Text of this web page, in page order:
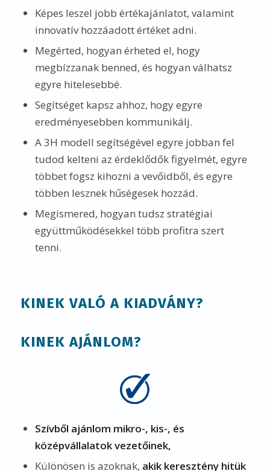
Képes leszel jobb értékajánlatot, valamint
innovatív hozzáadott értéket adni.
Megérted, hogyan érheted el, hogy
megbízzanak benned, és hogyan válhatsz
egyre hitelesebbé.
Segítséget kapsz ahhoz, hogy egyre
eredményesebben kommunikálj.
A 3H modell segítségével egyre jobban fel
tudod kelteni az érdeklődők figyelmét, egyre
többet fogsz kihozni a vevőidből, és egyre
többen lesznek hűségesek hozzád.
Megismered, hogyan tudsz stratégiai
együttműködésekkel több profitra szert
tenni.
KINEK VALÓ A KIADVÁNY?
KINEK AJÁNLOM?
Szívből ajánlom mikro-, kis-, és
középvállalatok vezetőinek,
Különösen is azoknak, akik keresztény hitük